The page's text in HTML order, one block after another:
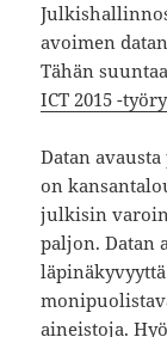
avoimen
Tähän
ICT 2015 -
Datan
on
julkisin
paljon. Datan
aineistoja.